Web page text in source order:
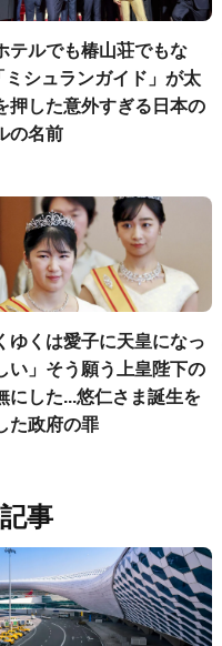
テルでも椿山荘でもな
ミシュランガイド」が太
押した意外すぎる日本の
の名前
ゆくは愛子に天皇になっ
い」そう願う上皇陛下の
にした...悠仁さま誕生を
た政府の罪
事